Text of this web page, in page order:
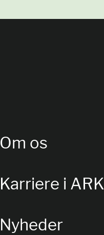
Om os
Karriere i ARK
Nyheder